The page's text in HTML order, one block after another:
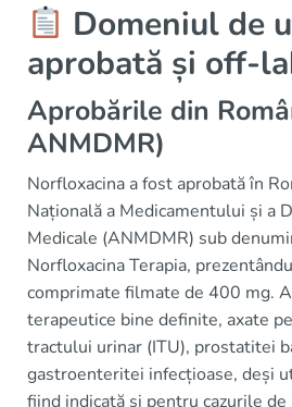
Domeniul de
aprobată și off-
Aprobările din
ANMDMR)
Norfloxacina a fost aprobată în
Națională a Medicamentului și a
Medicale (ANMDMR) sub
Norfloxacina Terapia,
comprimate filmate de 400 mg.
terapeutice bine definite, axate
tractului urinar (ITU), prostatitei
gastroenteritei infecțioase, deși
fiind indicată și pentru cazurile